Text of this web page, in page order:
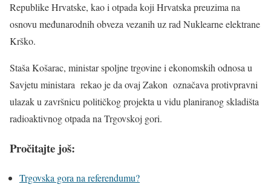
Republike Hrvatske, kao i otpada koji Hrvatska preuzima na
osnovu međunarodnih obveza vezanih uz rad Nuklearne elektrane
Krško.
Staša Košarac, ministar spoljne trgovine i ekonomskih odnosa u
Savjetu ministara rekao je da ovaj Zakon označava protivpravni
ulazak u završnicu političkog projekta u vidu planiranog skladišta
radioaktivnog otpada na Trgovskoj gori.
Pročitajte još:
Trgovska gora na referendumu?